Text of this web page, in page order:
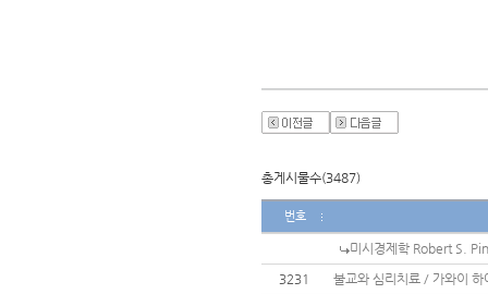
총게시물수(3487)
번호
미시경제학 Robert S.
3231
불교와 심리치료 / 가와이 하